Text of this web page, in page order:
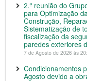
2.ª reunião do
para Optimização
Construção,
Sistematização de
fiscalização da
paredes exteriores
7 de Agosto de 2026 às
Condicionamentos
Agosto devido a